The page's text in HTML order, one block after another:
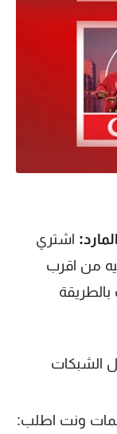
اشتري
عادي بقيمة 10 أو 5 جنيه من اقرب
الشبكات
ونت اطلب: